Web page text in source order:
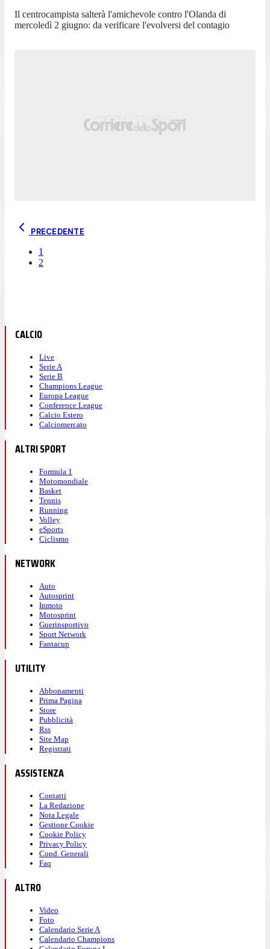
Il centrocampista salterà l'amichevole contro l'Olanda di
mercoledì 2 giugno: da verificare l'evolversi del contagio
PRECEDENTE
1
2
CALCIO
Live
Serie A
Serie B
Champions League
Europa League
Conference League
Calcio Estero
Calciomercato
ALTRI SPORT
Formula 1
Motomondiale
Basket
Tennis
Running
Volley
eSports
Ciclismo
NETWORK
Auto
Autosprint
Inmoto
Motosprint
Guerinsportivo
Sport Network
Fantacup
UTILITY
Abbonamenti
Prima Pagina
Store
Pubblicità
Rss
Site Map
Registrati
ASSISTENZA
Contatti
La Redazione
Nota Legale
Gestione Cookie
Cookie Policy
Privacy Policy
Cond. Generali
Faq
ALTRO
Video
Foto
Calendario Serie A
Calendario Champions